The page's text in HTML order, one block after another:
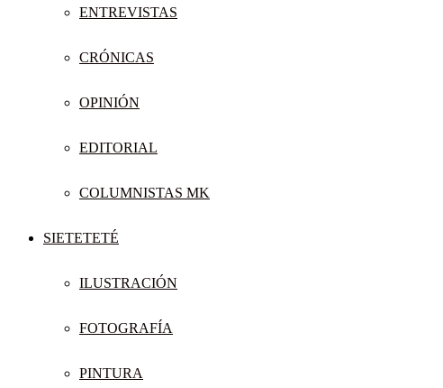
ENTREVISTAS
CRÓNICAS
OPINIÓN
EDITORIAL
COLUMNISTAS MK
SIETETETÉ
ILUSTRACIÓN
FOTOGRAFÍA
PINTURA